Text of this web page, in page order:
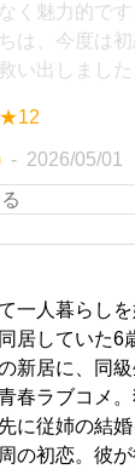
く魅力的で
は、今度は
い出しまし
★12
2026/05/01
一人暮らし
居していた6
新居に、同
春ラブコメ
に従姉の結
の初恋。彼